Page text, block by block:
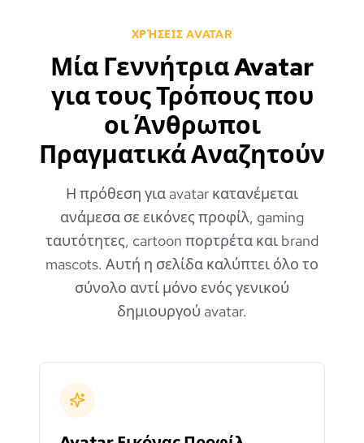
ΧΡΉΣΕΙΣ AVATAR
Μία Γεννήτρια Avatar
για τους Τρόπους που
οι Άνθρωποι
Πραγματικά Αναζητούν
Η πρόθεση για avatar κατανέμεται
ανάμεσα σε εικόνες προφίλ, gaming
ταυτότητες, cartoon πορτρέτα και brand
mascots. Αυτή η σελίδα καλύπτει όλο το
σύνολο αντί μόνο ενός γενικού
δημιουργού avatar.